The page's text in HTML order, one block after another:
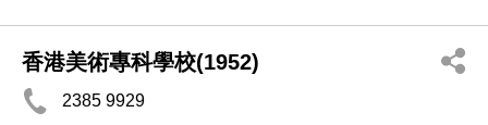
香港美術專科學校(1952)
2385 9929